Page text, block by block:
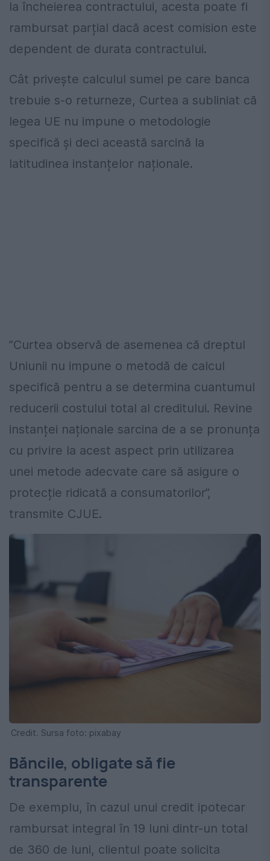
la încheierea contractului, acesta poate fi
rambursat parțial dacă acest comision este
dependent de durata contractului.
Cât privește calculul sumei pe care banca
trebuie s-o returneze, Curtea a subliniat că
legea UE nu impune o metodologie
specifică și deci această sarcină la
latitudinea instanțelor naționale.
”Curtea observă de asemenea că dreptul
Uniunii nu impune o metodă de calcul
specifică pentru a se determina cuantumul
reducerii costului total al creditului. Revine
instanței naționale sarcina de a se pronunța
cu privire la acest aspect prin utilizarea
unei metode adecvate care să asigure o
protecție ridicată a consumatorilor”,
transmite CJUE.
Credit. Sursa foto: pixabay
Băncile, obligate să fie
transparente
De exemplu, în cazul unui credit ipotecar
rambursat integral în 19 luni dintr-un total
de 360 de luni, clientul poate solicita